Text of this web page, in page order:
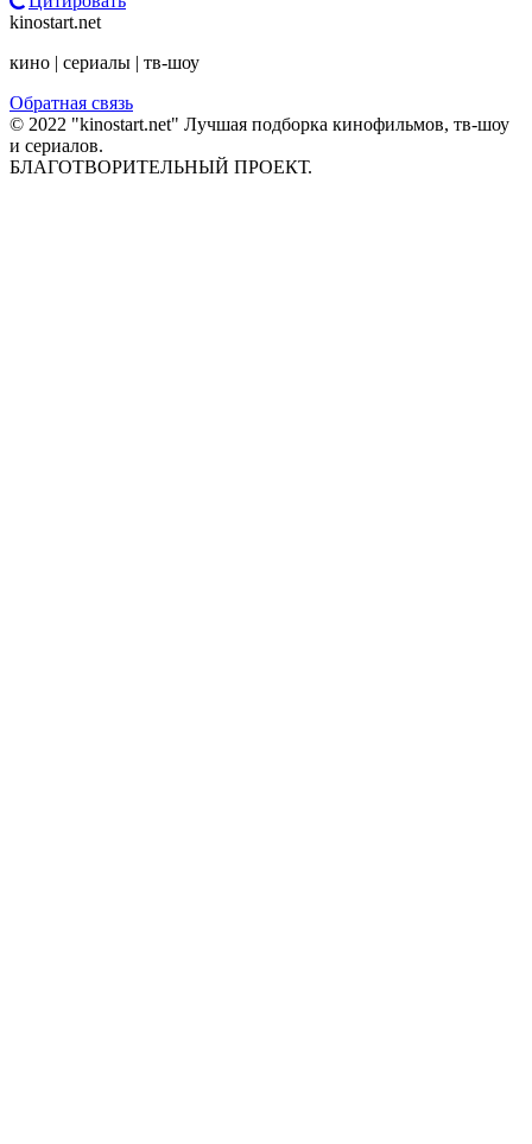
kinostart.net
кино | сериалы | тв-шоу
Обратная связь
© 2022 "kinostart.net" Лучшая подборка кинофильмов, тв-шоу
и сериалов.
БЛАГОТВОРИТЕЛЬНЫЙ ПРОЕКТ.